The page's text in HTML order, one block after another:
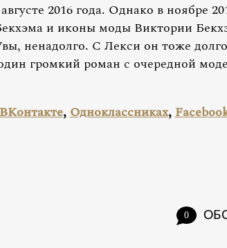
2016 года. Однако в ноябре
и иконы моды Виктории
ненадолго. С Лекси он тоже
громкий роман с очередной
,Одноклассниках,
0